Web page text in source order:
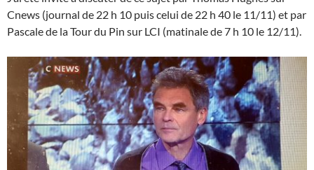
Cnews (journal de 22 h 10 puis celui de 22 h 40 le 11/11) et par
Pascale de la Tour du Pin sur LCI (matinale de 7 h 10 le 12/11).